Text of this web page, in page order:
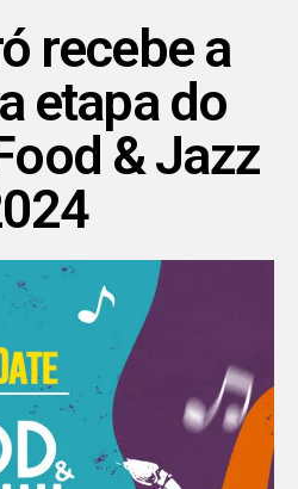
recebe a
etapa do
& Jazz